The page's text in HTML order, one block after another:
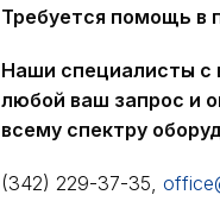
Требуется помощь в
Наши специалисты с
любой ваш запрос и
всему спектру
(342) 229-37-35,